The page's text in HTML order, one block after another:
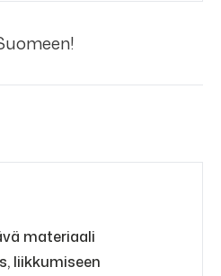
materiaali
liikkumiseen